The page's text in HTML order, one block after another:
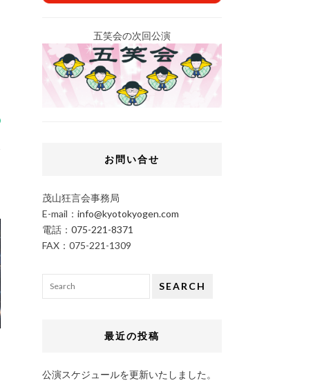
五笑会の次回公演
お問い合せ
茂山狂言会事務局
E-mail： info@kyotokyogen.com
電話： 075-221-8371
FAX：075-221-1309
SEARCH
最近の投稿
公演スケジュールを更新いたしました。